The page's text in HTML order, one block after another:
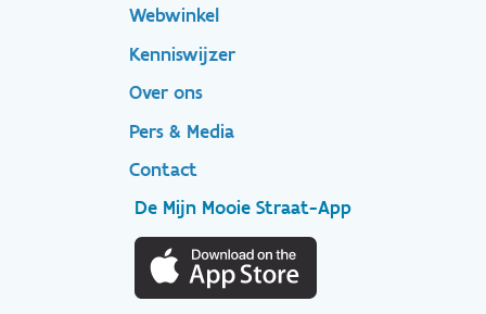
Footer
secondary
Webwinkel
Kenniswijzer
Over ons
Pers & Media
Contact
De Mijn Mooie Straat-App